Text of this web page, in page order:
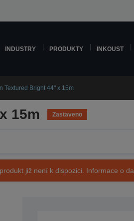
INDUSTRY PRODUKTY INKOUST
Textured Bright 44" x 15m
15m Zastaveno
již není k dispozici. Informace o